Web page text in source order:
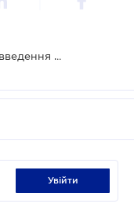
Мінекономрозвитку ініціювало нововведення в ліцензуванні
увійти